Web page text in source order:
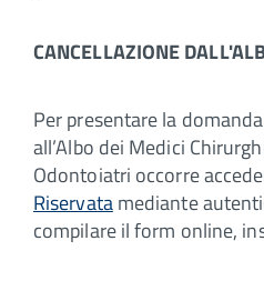
CANCELLAZIONE
Per presentare la
all’Albo dei Medici
Odontoiatri occorre
Riservatamediante
compilare il form online,